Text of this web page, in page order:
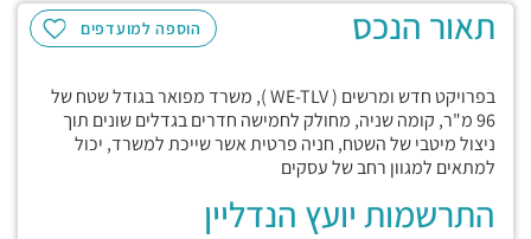
הוספה למועדפים תאור הנכס
בפרויקט חדש ומרשים ( WE-TLV ), משרד מפואר בגודל שטח של
96 מ"ר, קומה שניה, מחולק לחמישה חדרים בגדלים שונים תוך
ניצול מיטבי של השטח, חניה פרטית אשר שייכת למשרד, יכול
למתאים למגוון רחב של עסקים
התרשמות יועץ הנדליין